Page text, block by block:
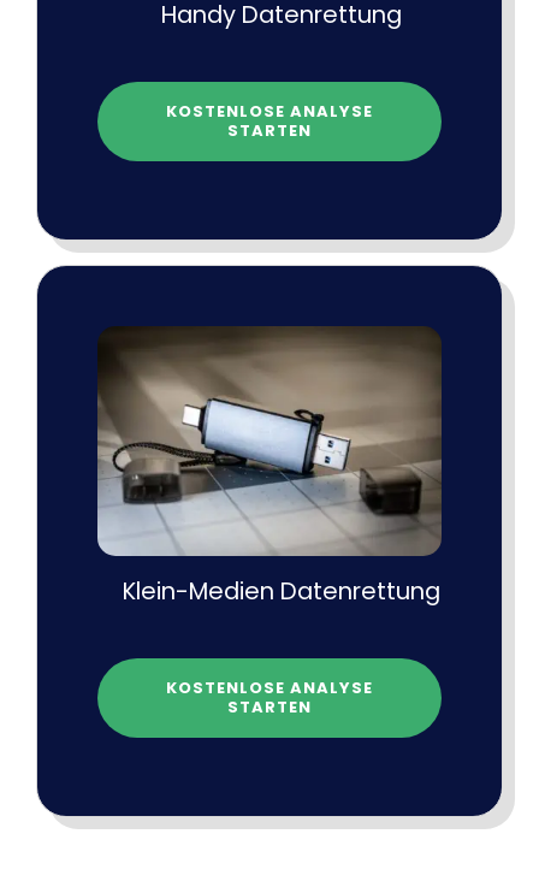
Handy Datenrettung
KOSTENLOSE ANALYSE
STARTEN
Klein-Medien Datenrettung
KOSTENLOSE ANALYSE
STARTEN